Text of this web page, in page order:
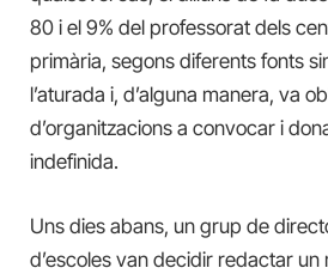
80 i el 9% del professorat dels
primària, segons diferents fonts
l’aturada i, d’alguna manera, va
d’organitzacions a convocar i
indefinida.
Uns dies abans, un grup de
d’escoles van decidir redactar un